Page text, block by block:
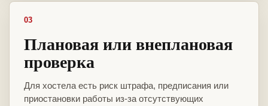
03
Плановая или внеплановая
проверка
Для хостела есть риск штрафа, предписания или
приостановки работы из-за отсутствующих